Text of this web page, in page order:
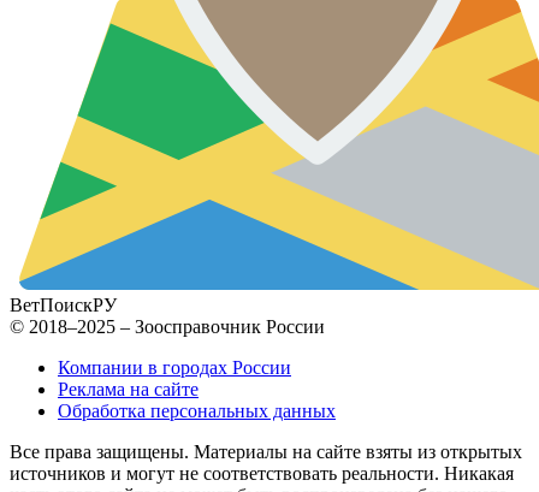
ВетПоискРУ
© 2018–2025 – Зоосправочник России
Компании в городах России
Реклама на сайте
Обработка персональных данных
Все права защищены. Материалы на сайте взяты из открытых
источников и могут не соответствовать реальности. Никакая